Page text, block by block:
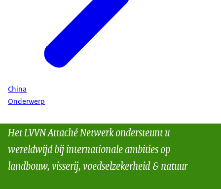
China
Onderwerp
Het LVVN Attaché Netwerk ondersteunt u
wereldwijd bij internationale ambities op
landbouw, visserij, voedselzekerheid & natuur